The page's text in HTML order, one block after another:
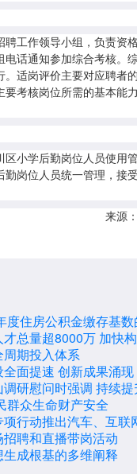
聘工作领导小组，负责资
电话通知参加综合考核。
。适岗评价主要对应聘者
要考核岗位所需的基本能
区小学后勤岗位人员使用
勤岗位人员统一管理，接
来源
度住房公积金缴存基
总量超8000万 加快
期投入体系
面提速 创新成果涌现
研慰问时强调 持续
群众生命财产安全
行动推出汽车、互联
聘和直播带岗活动
成根基的多维阐释